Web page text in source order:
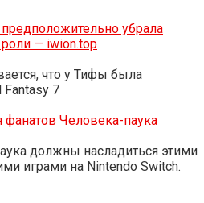
убрала
— iwion.top
что у Тифы была
Fantasy 7
фанатов Человека-паука
должны насладиться этими
играми на Nintendo Switch.